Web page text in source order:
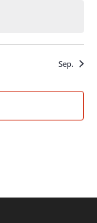
Sep.